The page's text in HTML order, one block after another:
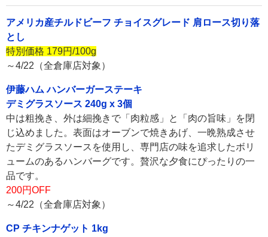
アメリカ産チルドビーフ チョイスグレード 肩ロース切り落
とし
特別価格 179円/100g
～4/22（全倉庫店対象）
伊藤ハム ハンバーガーステーキ
デミグラスソース 240g x 3個
中は粗挽き、外は細挽きで「肉粒感」と「肉の旨味」を閉
じ込めました。表面はオーブンで焼きあげ、一晩熟成させ
たデミグラスソースを使用し、専門店の味を追求したボリ
ュームのあるハンバーグです。贅沢な夕食にぴったりの一
品です。
200円OFF
～4/22（全倉庫店対象）
CP チキンナゲット 1kg